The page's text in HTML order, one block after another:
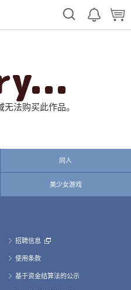
法购买此作品。
同人
美少女游戏
招聘信息
使用条款
基于资金结算法的公示